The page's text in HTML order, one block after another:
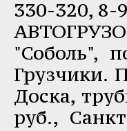
330-320, 8-
"Соболь",
Грузчики.
Доска,
руб.,